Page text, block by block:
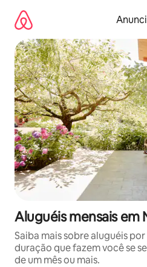
para
conteúdo
Aluguéis mensais em
Saiba mais sobre aluguéis
duração que fazem você se
de um mês ou mais.